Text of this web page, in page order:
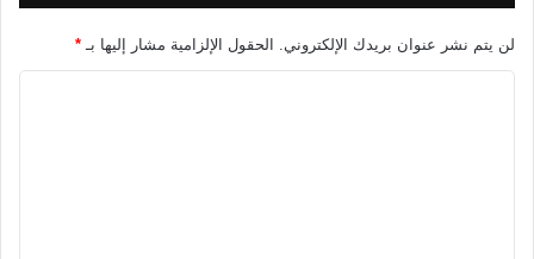
لن يتم نشر عنوان بريدك الإلكتروني. الحقول الإلزامية مشار إليها بـ *